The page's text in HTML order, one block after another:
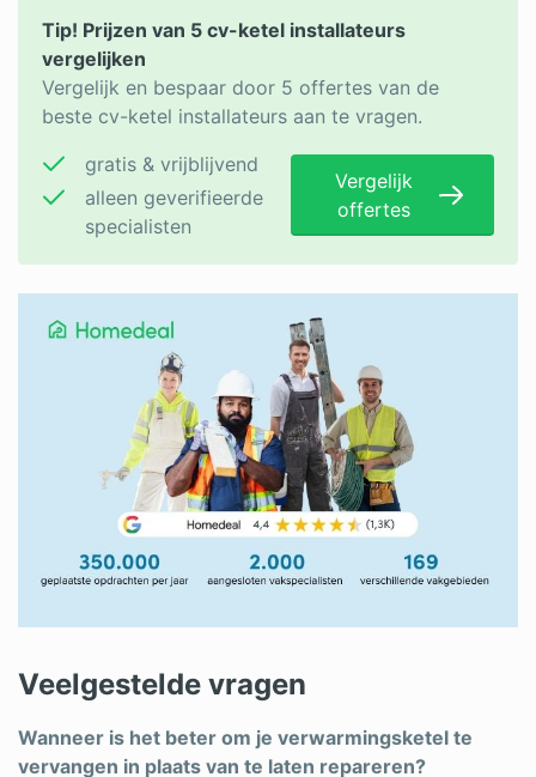
Tip! Prijzen van 5 cv-ketel installateurs
vergelijken
Vergelijk en bespaar door 5 offertes van de
beste cv-ketel installateurs aan te vragen.
gratis & vrijblijvend
alleen geverifieerde
specialisten
Vergelijk
offertes
Veelgestelde vragen
Wanneer is het beter om je verwarmingsketel te
vervangen in plaats van te laten repareren?